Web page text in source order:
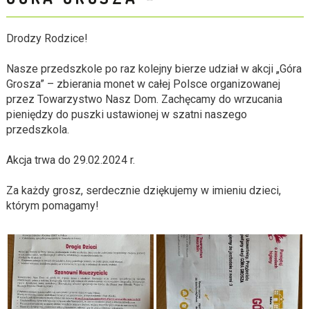
Drodzy Rodzice!
Nasze przedszkole po raz kolejny bierze udział w akcji „Góra
Grosza” – zbierania monet w całej Polsce organizowanej
przez Towarzystwo Nasz Dom. Zachęcamy do wrzucania
pieniędzy do puszki ustawionej w szatni naszego
przedszkola.
Akcja trwa do 29.02.2024 r.
Za każdy grosz, serdecznie dziękujemy w imieniu dzieci,
którym pomagamy!